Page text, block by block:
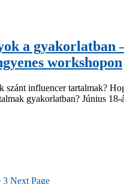
a gyakorlatban
workshopon
szánt influencer tartalmak?
gyakorlatban? Június 18-
3 Next Page